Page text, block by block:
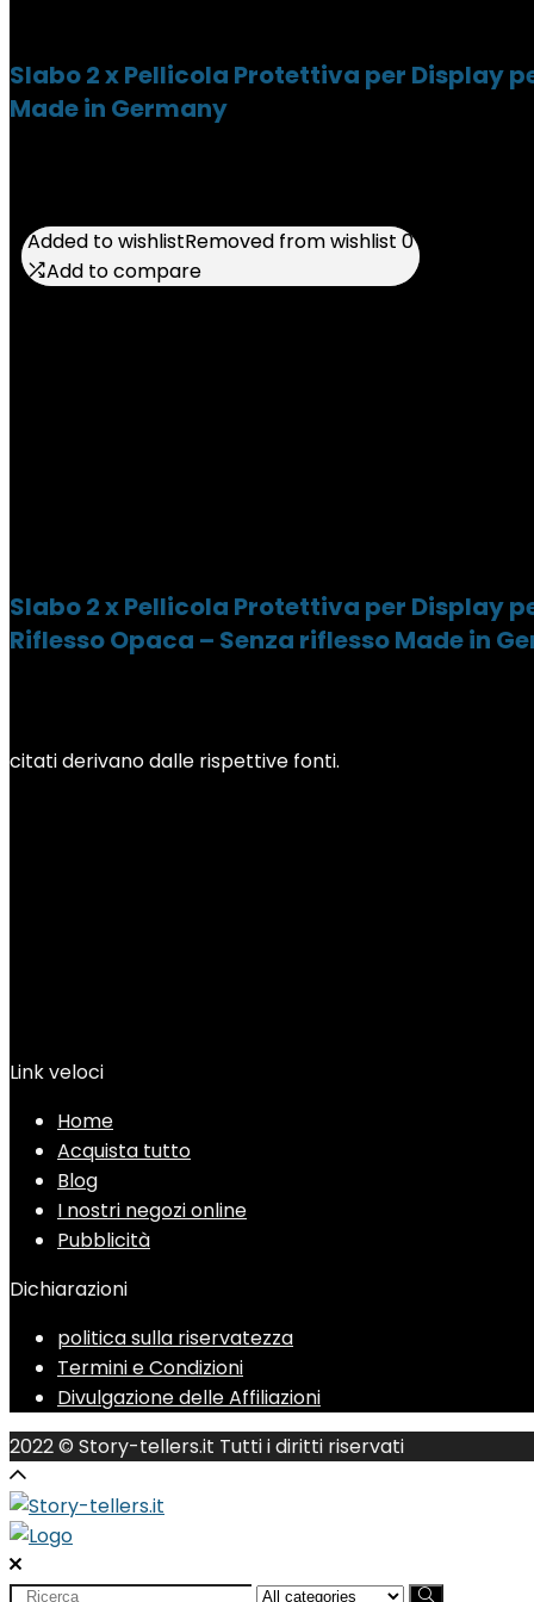
Slabo 2 x Pellicola Protettiva per Display
Made in Germany
Added to wishlistRemoved from wishlist 0
Add to compare
Slabo 2 x Pellicola Protettiva per Display
Riflesso Opaca – Senza riflesso Made in
Added to wishlistRemoved from wishlist 0
Add to compare
citati derivano dalle rispettive fonti.
Link veloci
Home
Acquista tutto
Blog
I nostri negozi online
Pubblicità
Dichiarazioni
politica sulla riservatezza
Termini e Condizioni
Divulgazione delle Affiliazioni
2022 © Story-tellers.it Tutti i diritti riservati
Search